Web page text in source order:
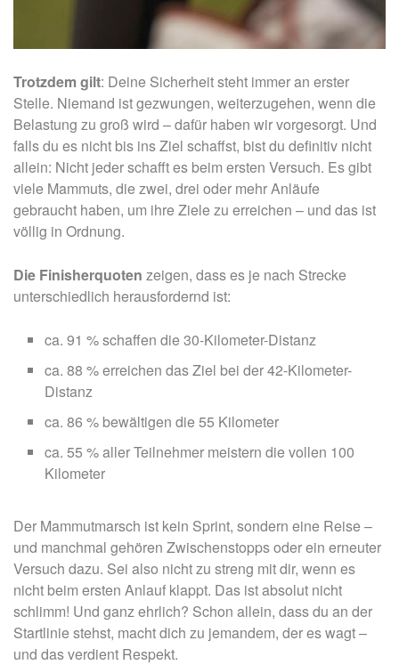
Trotzdem gilt: Deine Sicherheit steht immer an erster
Stelle. Niemand ist gezwungen, weiterzugehen, wenn die
Belastung zu groß wird – dafür haben wir vorgesorgt. Und
falls du es nicht bis ins Ziel schaffst, bist du definitiv nicht
allein: Nicht jeder schafft es beim ersten Versuch. Es gibt
viele Mammuts, die zwei, drei oder mehr Anläufe
gebraucht haben, um ihre Ziele zu erreichen – und das ist
völlig in Ordnung.
Die Finisherquoten zeigen, dass es je nach Strecke
unterschiedlich herausfordernd ist:
ca. 91 % schaffen die 30-Kilometer-Distanz
ca. 88 % erreichen das Ziel bei der 42-Kilometer-
Distanz
ca. 86 % bewältigen die 55 Kilometer
ca. 55 % aller Teilnehmer meistern die vollen 100
Kilometer
Der Mammutmarsch ist kein Sprint, sondern eine Reise –
und manchmal gehören Zwischenstopps oder ein erneuter
Versuch dazu. Sei also nicht zu streng mit dir, wenn es
nicht beim ersten Anlauf klappt. Das ist absolut nicht
schlimm! Und ganz ehrlich? Schon allein, dass du an der
Startlinie stehst, macht dich zu jemandem, der es wagt –
und das verdient Respekt.